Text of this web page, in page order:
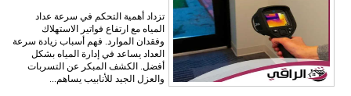
تزداد أهمية التحكم في سرعة عداد
المياه مع ارتفاع فواتير الاستهلاك
وفقدان الموارد. فهم أسباب زيادة سرعة
العداد يساعد في إدارة المياه بشكل
أفضل. الكشف المبكر عن التسربات
والعزل الجيد للأنابيب يساهم...